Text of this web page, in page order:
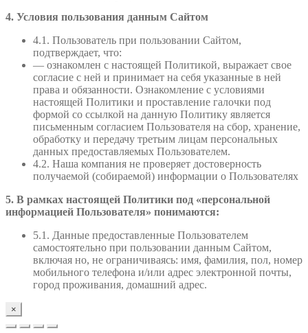
4. Условия пользования данным Сайтом
4.1. Пользователь при пользовании Сайтом,
подтверждает, что:
— ознакомлен с настоящей Политикой, выражает свое
согласие с ней и принимает на себя указанные в ней
права и обязанности. Ознакомление с условиями
настоящей Политики и проставление галочки под
формой со ссылкой на данную Политику является
письменным согласием Пользователя на сбор, хранение,
обработку и передачу третьим лицам персональных
данных предоставляемых Пользователем.
4.2. Наша компания не проверяет достоверность
получаемой (собираемой) информации о Пользователях
5. В рамках настоящей Политики под «персональной
информацией Пользователя» понимаются:
5.1. Данные предоставленные Пользователем
самостоятельно при пользовании данным Сайтом,
включая но, не ограничиваясь: имя, фамилия, пол, номер
мобильного телефона и/или адрес электронной почты,
город проживания, домашний адрес.
×